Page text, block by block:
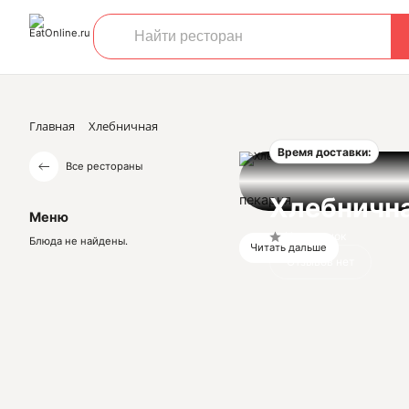
Главная Хлебничная
Все рестораны
Меню
Блюда не найдены.
Время доставки:
пекарня
Читать дальше